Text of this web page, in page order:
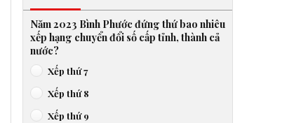
Năm 2023 Bình Phước đứng thứ bao nhiêu
xếp hạng chuyển đổi số cấp tỉnh, thành cả
nước?
Xếp thứ 7
Xếp thứ 8
Xếp thứ 9